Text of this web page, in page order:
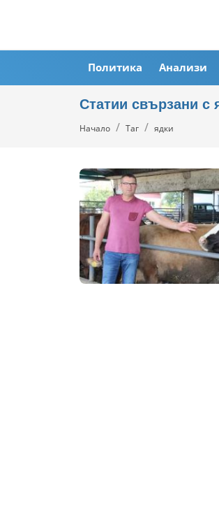
Политика Анализи
Статии свързани с
Начало Таг ядки